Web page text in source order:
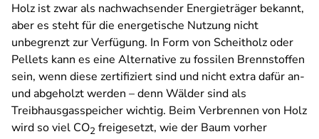
Holz ist zwar als nachwachsender Energieträger bekannt,
aber es steht für die energetische Nutzung nicht
unbegrenzt zur Verfügung. In Form von Scheitholz oder
Pellets kann es eine Alternative zu fossilen Brennstoffen
sein, wenn diese zertifiziert sind und nicht extra dafür an-
und abgeholzt werden – denn Wälder sind als
Treibhausgasspeicher wichtig. Beim Verbrennen von Holz
wird so viel CO2 freigesetzt, wie der Baum vorher